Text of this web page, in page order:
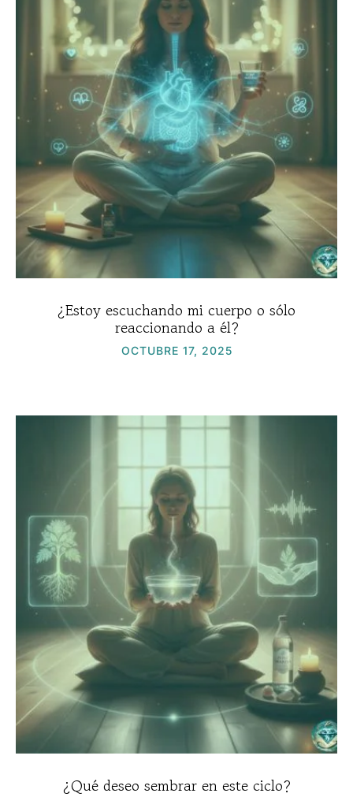
¿Estoy escuchando mi cuerpo o sólo
reaccionando a él?
OCTUBRE 17, 2025
¿Qué deseo sembrar en este ciclo?